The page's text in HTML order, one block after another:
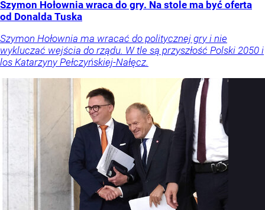
Szymon Hołownia wraca do gry. Na stole ma być oferta
od Donalda Tuska
Szymon Hołownia ma wracać do politycznej gry i nie
wykluczać wejścia do rządu. W tle są przyszłość Polski 2050 i
los Katarzyny Pełczyńskiej-Nałęcz.